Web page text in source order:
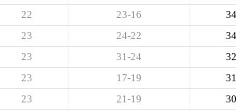
34
23-16
22
34
24-22
23
32
31-24
23
31
17-19
23
30
21-19
23